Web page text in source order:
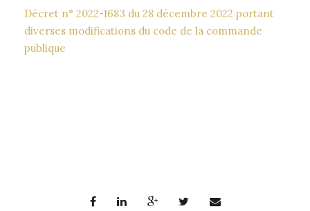
Décret n° 2022-1683 du 28 décembre 2022 portant
diverses modifications du code de la commande
publique